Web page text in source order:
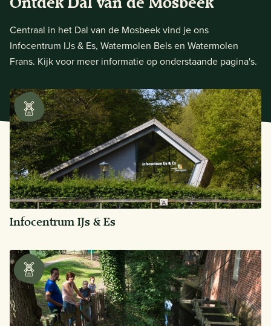
Centraal in het Dal van de Mosbeek vind je ons
Infocentrum IJs & Es, Watermolen Bels en Watermolen
Frans. Kijk voor meer informatie op onderstaande pagina's.
Infocentrum IJs & Es